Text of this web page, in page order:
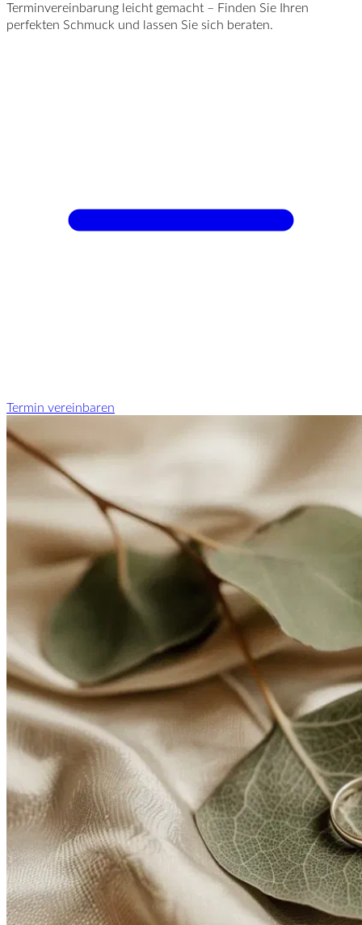
Terminvereinbarung leicht gemacht – Finden Sie Ihren
perfekten Schmuck und lassen Sie sich beraten.
Termin vereinbaren